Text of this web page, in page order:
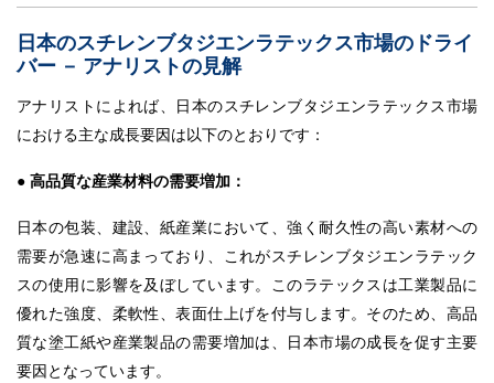
日本のスチレンブタジエンラテックス市場のドライ
バー － アナリストの見解
アナリストによれば、日本のスチレンブタジエンラテックス市場
における主な成長要因は以下のとおりです：
● 高品質な産業材料の需要増加：
日本の包装、建設、紙産業において、強く耐久性の高い素材への
需要が急速に高まっており、これがスチレンブタジエンラテック
スの使用に影響を及ぼしています。このラテックスは工業製品に
優れた強度、柔軟性、表面仕上げを付与します。そのため、高品
質な塗工紙や産業製品の需要増加は、日本市場の成長を促す主要
要因となっています。